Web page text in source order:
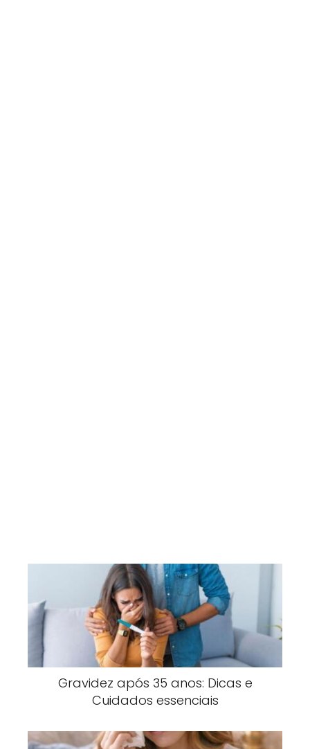
Gravidez após 35 anos: Dicas e
Cuidados essenciais